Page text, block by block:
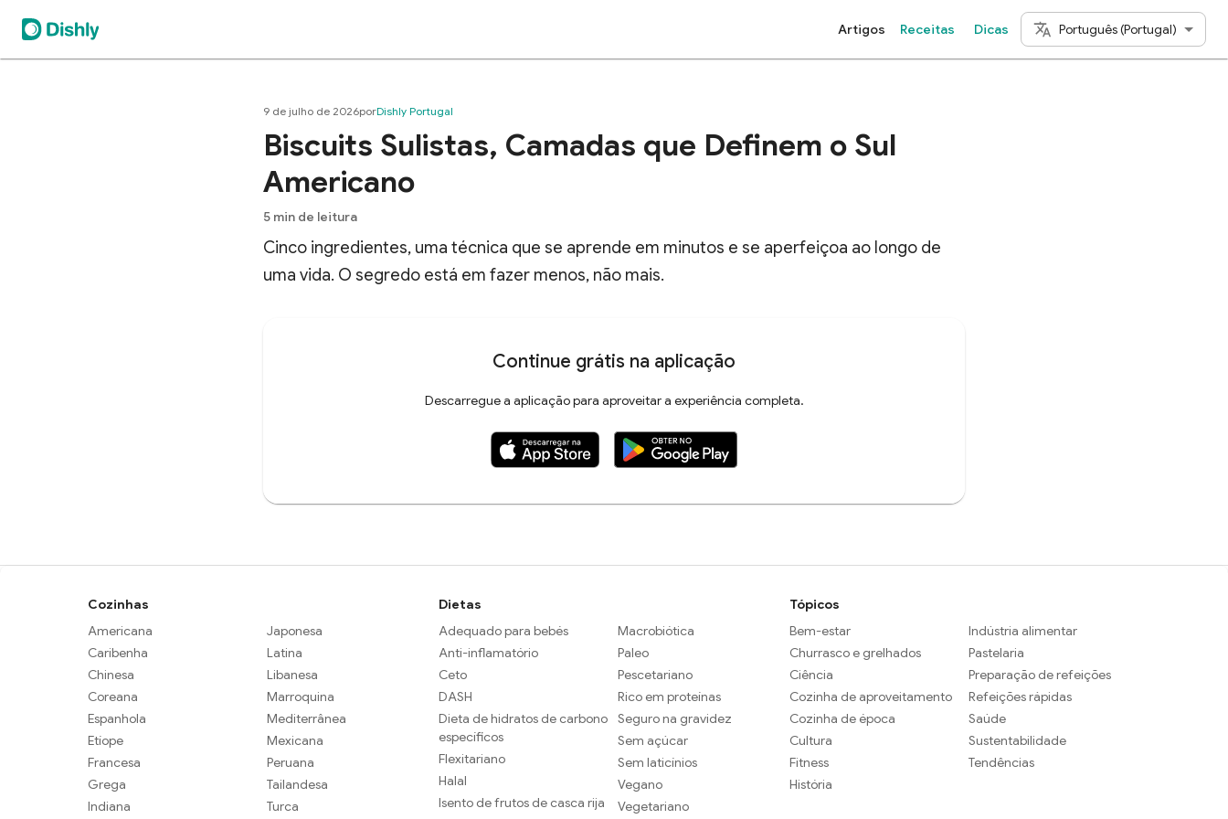
Artigos Receitas Dicas Português (Portugal)
9 de julho de 2026porDishly Portugal
Biscuits Sulistas, Camadas que Definem o Sul
Americano
5 min de leitura
Cinco ingredientes, uma técnica que se aprende em minutos e se aperfeiçoa ao longo de
uma vida. O segredo está em fazer menos, não mais.
Continue grátis na aplicação
Descarregue a aplicação para aproveitar a experiência completa.
Cozinhas
Americana
Caribenha
Chinesa
Coreana
Espanhola
Etíope
Francesa
Grega
Indiana
Japonesa
Latina
Libanesa
Marroquina
Mediterrânea
Mexicana
Peruana
Tailandesa
Turca
Dietas
Adequado para bebés
Anti-inflamatório
Ceto
DASH
Dieta de hidratos de carbono
específicos
Flexitariano
Halal
Isento de frutos de casca rija
Macrobiótica
Paleo
Pescetariano
Rico em proteínas
Seguro na gravidez
Sem açúcar
Sem laticínios
Vegano
Vegetariano
Tópicos
Bem-estar
Churrasco e grelhados
Ciência
Cozinha de aproveitamento
Cozinha de época
Cultura
Fitness
História
Indústria alimentar
Pastelaria
Preparação de refeições
Refeições rápidas
Saúde
Sustentabilidade
Tendências